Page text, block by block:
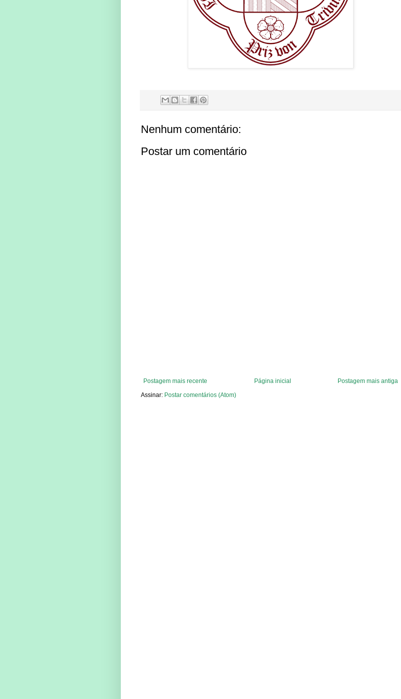
Nenhum comentário:
Postar um comentário
Postagem mais recente Postagem mais antiga
Página inicial
Assinar: Postar comentários (Atom)